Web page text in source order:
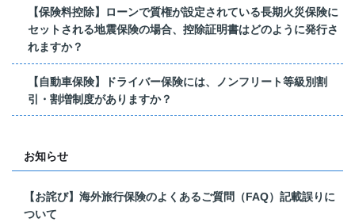
【保険料控除】ローンで質権が設定されている長期火災保険に
セットされる地震保険の場合、控除証明書はどのように発行さ
れますか？
【自動車保険】ドライバー保険には、ノンフリート等級別割
引・割増制度がありますか？
お知らせ
【お詫び】海外旅行保険のよくあるご質問（FAQ）記載誤りに
ついて